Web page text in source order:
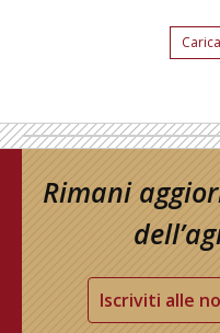
Rimani
Iscriviti alle